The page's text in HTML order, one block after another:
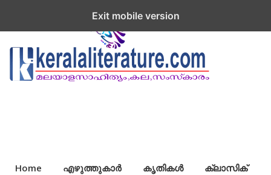
Home എഴുത്തുകാര്‍ കൃതികൾ ക്ലാസിക്
Exit mobile version